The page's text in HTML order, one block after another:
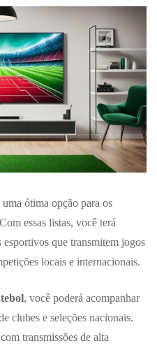
uma ótima opção para os
essas listas, você terá
esportivos que transmitem jogos
locais e internacionais.
, você poderá acompanhar
clubes e seleções nacionais.
transmissões de alta